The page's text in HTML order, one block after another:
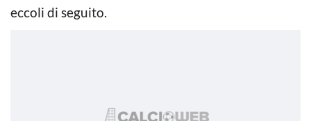
eccoli di seguito.